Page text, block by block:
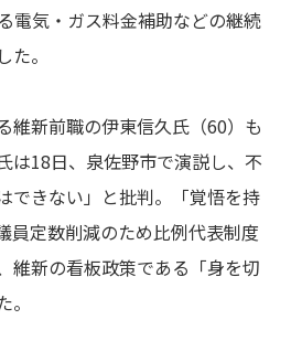
電気・ガス料金補助などの継続
。
維新前職の伊東信久氏（60）も
は18日、泉佐野市で演説し、不
できない」と批判。「覚悟を持
員定数削減のため比例代表制度
維新の看板政策である「身を切